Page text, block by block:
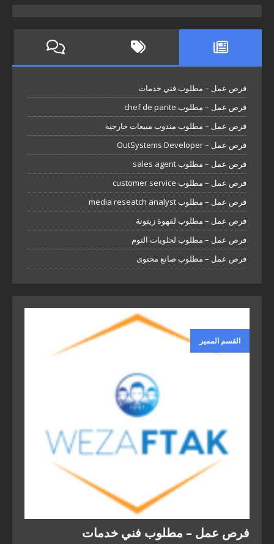
فرص عمل – مطلوب فني خدمات
فرص عمل – مطلوب chef de parite
فرص عمل – مطلوب مندوب مبيعات خارجية
فرص عمل – OutSystems Developer
فرص عمل – مطلوب sales agent
فرص عمل – مطلوب customer service
فرص عمل – مطلوب media reseatch analyst
فرص عمل – مطلوب لقهوة زيتونة
فرص عمل – مطلوب لحلويات التوم
فرص عمل – مطلوب صانع محتوى
القسم المميز
فرص عمل – مطلوب فني خدمات